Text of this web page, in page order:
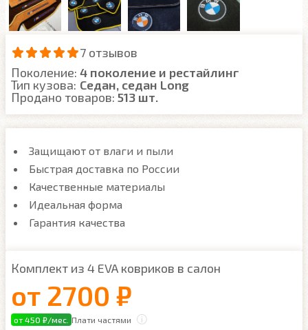
7 отзывов
Поколение: 4 поколение и рестайлинг
Тип кузова: Седан, седан Long
Продано товаров: 513 шт.
Защищают от влаги и пыли
Быстрая доставка по России
Качественные материалы
Идеальная форма
Гарантия качества
Комплект из 4 EVA ковриков в салон
от 2700 ₽
от 450 ₽/мес. Плати частями